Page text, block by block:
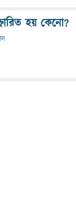
হয় কেনো?